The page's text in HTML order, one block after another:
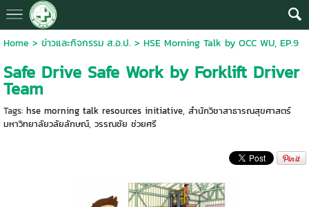
Home > ข่าวและกิจกรรม ส.อ.ป. > HSE Morning Talk by OCC WU, EP.9
Safe Drive Safe Work by Forklift Driver
Team
Tags: hse morning talk resources initiative, สำนักวิชาสาธารณสุขศาสตร์
มหาวิทยาลัยวลัยลักษณ์, วรรณชัย ช่วยศรี